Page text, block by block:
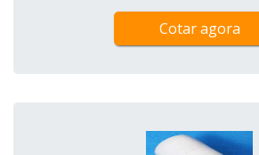
Cotar agora